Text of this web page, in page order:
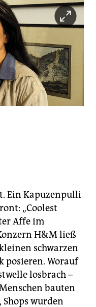
Ein Kapuzenpulli
„Coolest
Affe im
H&M ließ
schwarzen
posieren. Worauf
losbrach –
bauten
wurden